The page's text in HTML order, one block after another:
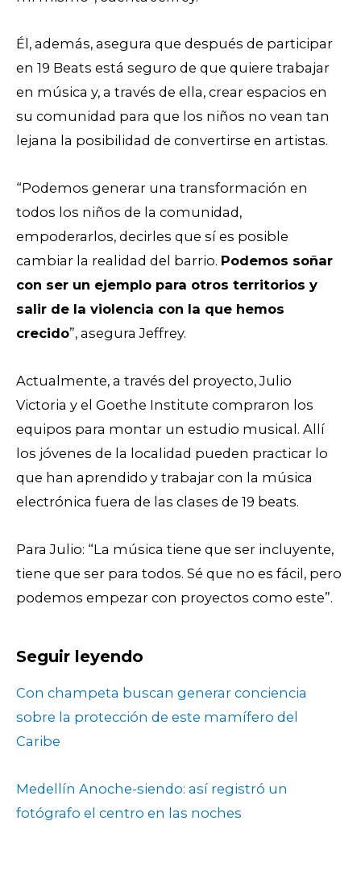
Él, además, asegura que después de participar
en 19 Beats está seguro de que quiere trabajar
en música y, a través de ella, crear espacios en
su comunidad para que los niños no vean tan
lejana la posibilidad de convertirse en artistas.
“Podemos generar una transformación en
todos los niños de la comunidad,
empoderarlos, decirles que sí es posible
cambiar la realidad del barrio. Podemos soñar
con ser un ejemplo para otros territorios y
salir de la violencia con la que hemos
crecido”, asegura Jeffrey.
Actualmente, a través del proyecto, Julio
Victoria y el Goethe Institute compraron los
equipos para montar un estudio musical. Allí
los jóvenes de la localidad pueden practicar lo
que han aprendido y trabajar con la música
electrónica fuera de las clases de 19 beats.
Para Julio: “La música tiene que ser incluyente,
tiene que ser para todos. Sé que no es fácil, pero
podemos empezar con proyectos como este”.
Seguir leyendo
Con champeta buscan generar conciencia
sobre la protección de este mamífero del
Caribe
Medellín Anoche-siendo: así registró un
fotógrafo el centro en las noches